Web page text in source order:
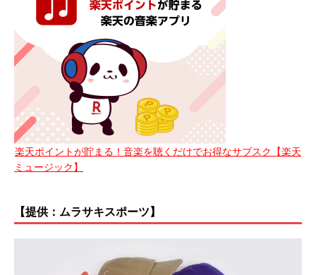
楽天ポイントが貯まる！音楽を聴くだけでお得なサブスク【楽天
ミュージック】
【提供：ムラサキスポーツ】